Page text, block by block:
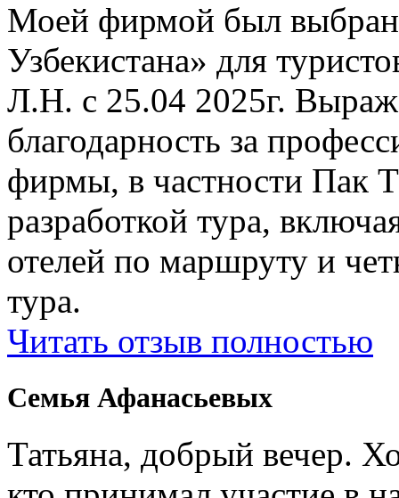
Моей фирмой был выбран
Узбекистана» для
Л.Н. с 25.04 2025г.
благодарность за
фирмы, в частности Пак
разработкой тура,
отелей по маршруту и
тура.
Читать отзыв полностью
Семья Афанасьевых
Татьяна, добрый вечер.